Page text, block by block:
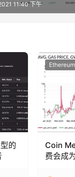
11:40 下午
的
Coin
费会成